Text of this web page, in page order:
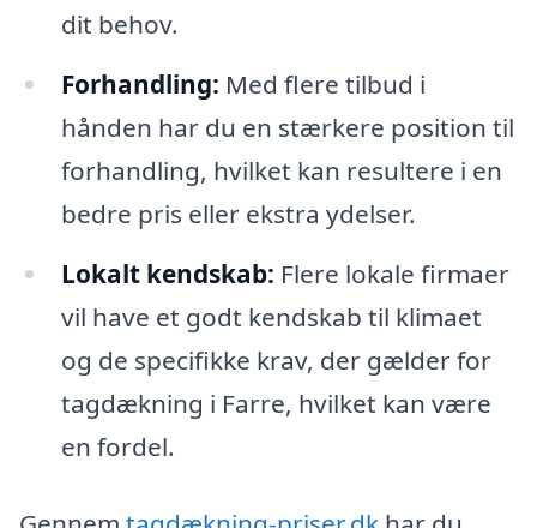
dit behov.
Forhandling: Med flere tilbud i
hånden har du en stærkere position til
forhandling, hvilket kan resultere i en
bedre pris eller ekstra ydelser.
Lokalt kendskab: Flere lokale firmaer
vil have et godt kendskab til klimaet
og de specifikke krav, der gælder for
tagdækning i Farre, hvilket kan være
en fordel.